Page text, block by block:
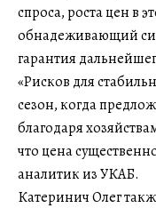
спроса, роста цен в
обнадеживающий
гарантия
«Рисков для
сезон, когда
благодаря
что цена
аналитик из УКАБ.
Катеринич Олег